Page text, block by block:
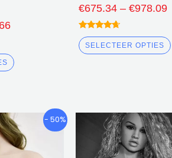
€675.34 – €978.09
gewaardeerd
4.50
uit 5
SELECTEER OPTIES
- 50%
Prijsklasse:
€832.92
door
Dit
product
heeft